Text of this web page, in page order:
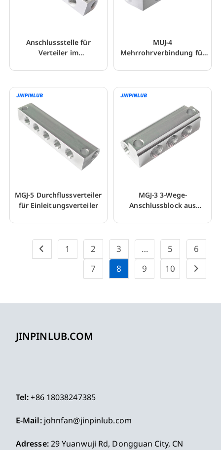
Anschlussstelle für
Verteiler im
MUJ-4
Mehrrohrverbindung für
Dosierventil
MGJ-5 Durchflussverteiler
für Einleitungsverteiler
MGJ-3 3-Wege-
Anschlussblock aus
Dosierventil
1 2 3 … 5
6
7
8 9 10
JINPINLUB.COM
Tel:+86 18038247385
E-Mail: johnfan@jinpinlub.com
Adresse:29 Yuanwuji Rd, Dongguan City, CN